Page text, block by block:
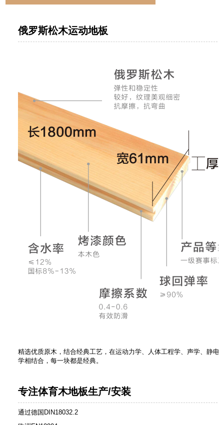
俄罗斯松木运动地板
精选优质原木，结合经典工艺，在运动力学、人体工程学、声学、静
学相结合，每一块都是经典。
专注体育木地板生产/安装
通过德国DIN18032.2